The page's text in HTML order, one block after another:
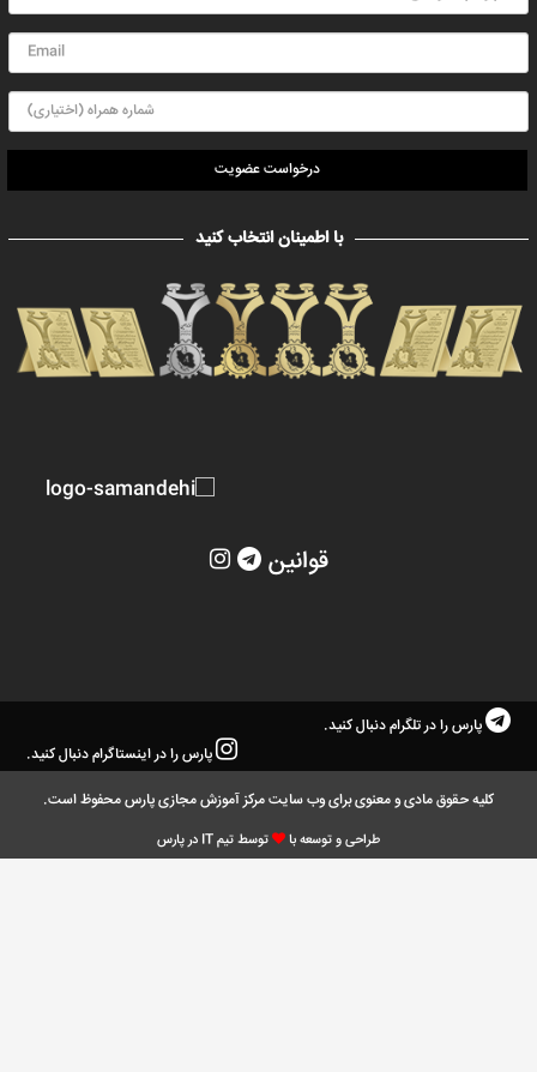
درخواست عضویت
با اطمینان انتخاب کنید
قوانین
پارس را در تلگرام دنبال کنید.
پارس را در اینستاگرام دنبال کنید.
کلیه حقوق مادی و معنوی برای وب سایت مرکز آموزش مجازی پارس محفوظ است.
طراحی و توسعه با توسط تیم IT در پارس